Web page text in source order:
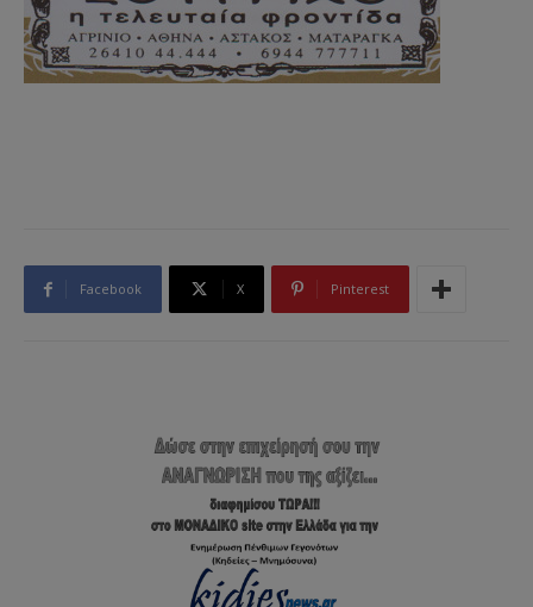
Facebook X Pinterest